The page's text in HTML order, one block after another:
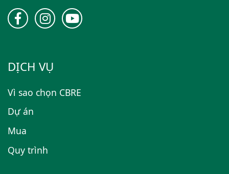
DỊCH VỤ
Vì sao chọn CBRE
Dự án
Mua
Quy trình